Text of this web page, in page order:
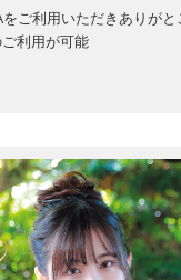
ご利用いただきありが
利用が可能